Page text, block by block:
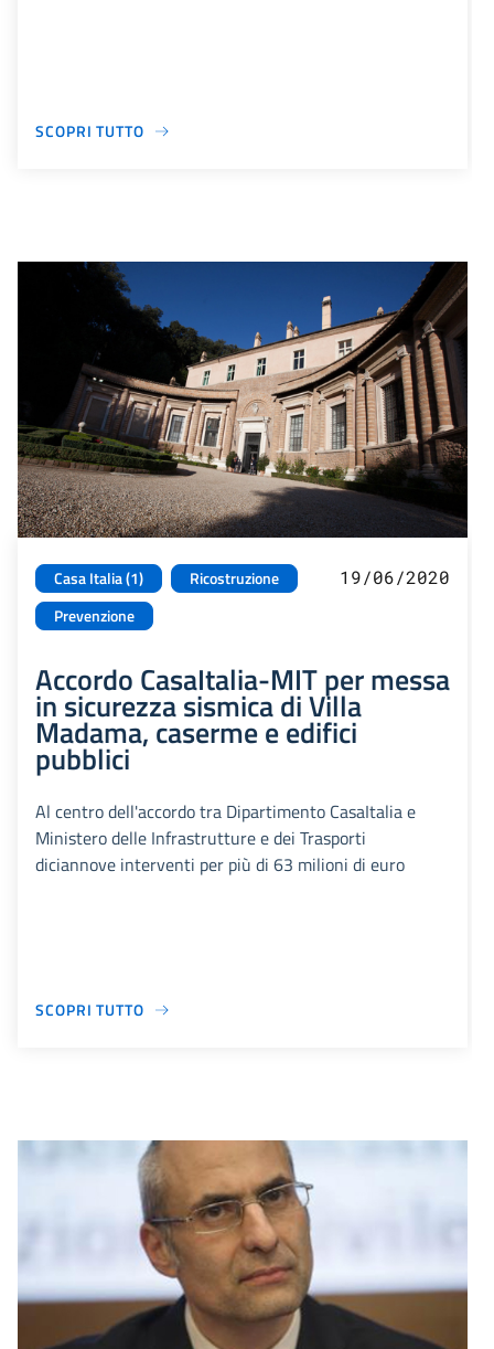
SCOPRI TUTTO
Casa Italia (1)
Ricostruzione
Prevenzione
19/06/2020
Accordo CasaItalia-MIT per messa
in sicurezza sismica di Villa
Madama, caserme e edifici
pubblici
Al centro dell'accordo tra Dipartimento CasaItalia e
Ministero delle Infrastrutture e dei Trasporti
diciannove interventi per più di 63 milioni di euro
SCOPRI TUTTO